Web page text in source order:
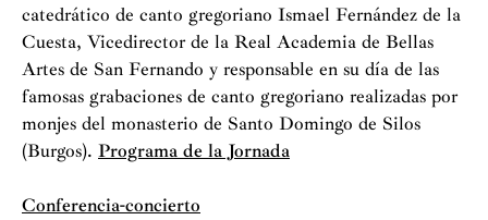
catedrático de canto gregoriano Ismael Fernández de la
Cuesta, Vicedirector de la Real Academia de Bellas
Artes de San Fernando y responsable en su día de las
famosas grabaciones de canto gregoriano realizadas por
monjes del monasterio de Santo Domingo de Silos
(Burgos). Programa de la Jornada
Conferencia-concierto